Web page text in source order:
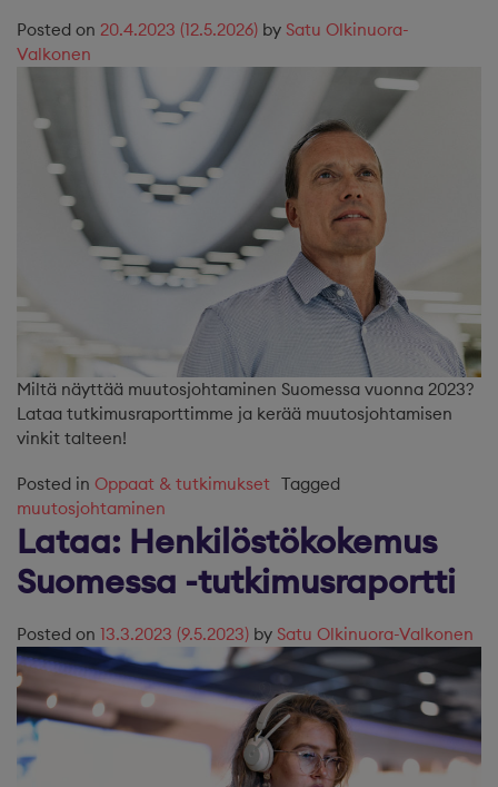
Posted on 20.4.2023 (12.5.2026) by Satu Olkinuora-
Valkonen
Miltä näyttää muutosjohtaminen Suomessa vuonna 2023?
Lataa tutkimusraporttimme ja kerää muutosjohtamisen
vinkit talteen!
Posted in Oppaat & tutkimukset Tagged
muutosjohtaminen
Lataa: Henkilöstökokemus
Suomessa -tutkimusraportti
Posted on 13.3.2023 (9.5.2023) by Satu Olkinuora-Valkonen